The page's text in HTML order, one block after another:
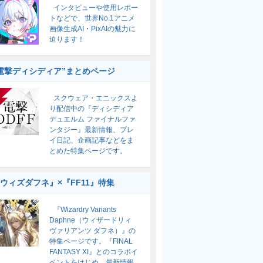
インタビューや使用レポー
トなどで、世界No.1アニメ
画像生成AI・PixAIの魅力に
迫ります！
撃ディシディア”まとめページ
スクウェア・エニックスよ
り配信中の『ディシディア
デュエルム ファイナルファ
ンタジー』最新情報、プレ
イ日記、企画記事などをま
とめた特集ページです。
ィズダフネ』×『FF11』特集
『Wizardry Variants
Daphne（ウィザードリィ
ヴァリアンツ ダフネ）』の
特集ページです。『FINAL
FANTASY XI』とのコラボイ